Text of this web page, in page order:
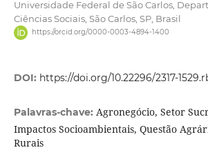
Universidade Federal de São Carlos,
Ciências Sociais, São Carlos, SP, Brasil
https://orcid.org/0000-0003-4894-1400
DOI: https://doi.org/10.22296/2317-
Palavras-chave: Agronegócio, Setor
Impactos Socioambientais, Questão
Rurais